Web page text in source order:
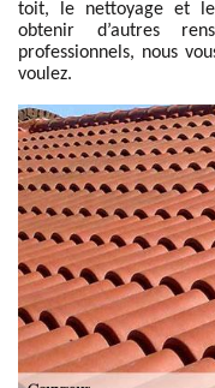
toit, le nettoyage et le
obtenir d’autres
professionnels, nous
voulez.